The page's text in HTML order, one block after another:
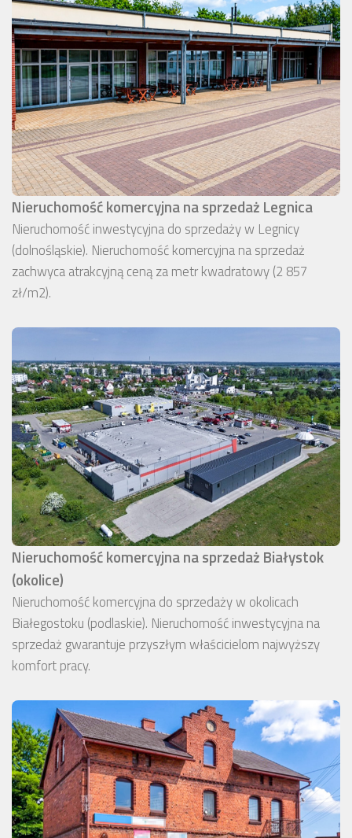
Nieruchomość komercyjna na sprzedaż Legnica
Nieruchomość inwestycyjna do sprzedaży w Legnicy
(dolnośląskie). Nieruchomość komercyjna na sprzedaż
zachwyca atrakcyjną ceną za metr kwadratowy (2 857
zł/m2).
Nieruchomość komercyjna na sprzedaż Białystok
(okolice)
Nieruchomość komercyjna do sprzedaży w okolicach
Białegostoku (podlaskie). Nieruchomość inwestycyjna na
sprzedaż gwarantuje przyszłym właścicielom najwyższy
komfort pracy.